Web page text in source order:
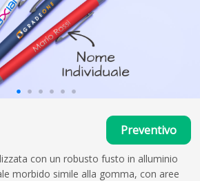
Preventivo
con un robusto fusto in alluminio
morbido simile alla gomma, con aree